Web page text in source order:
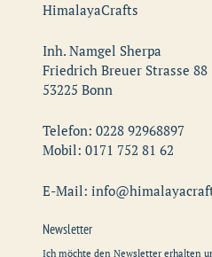
HimalayaCrafts
Inh. Namgel Sherpa
Friedrich Breuer Strasse 88
53225 Bonn
Telefon: 0228 92968897
Mobil: 0171 752 81 62
E-Mail:
Newsletter
Ich möchte den Newsletter erhalten